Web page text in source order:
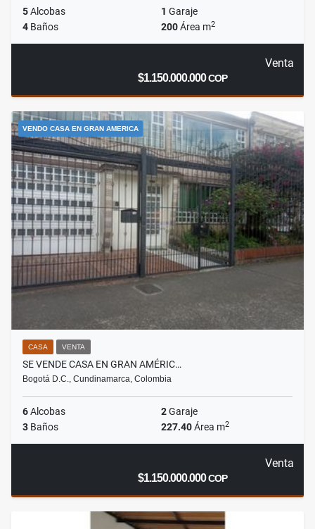
5Alcobas 1 Garaje
4 Baños 200Área m2
Venta
$1.150.000.000COP
VENDO CASA EN GRAN AMERICA
CASA VENTA
SE VENDE CASA EN GRAN AMÉRIC…
Bogotá D.C., Cundinamarca, Colombia
6Alcobas 2Garaje
3 Baños 227.40Área m2
Venta
$1.150.000.000COP